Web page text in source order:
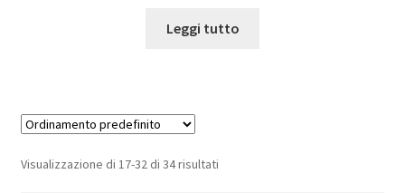
Leggi tutto
Visualizzazione di 17-32 di 34 risultati